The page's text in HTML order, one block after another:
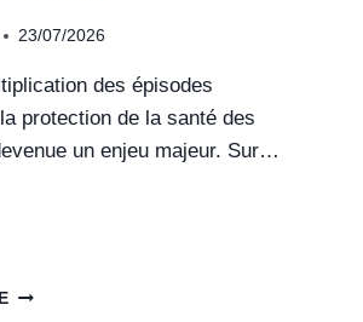
23/07/2026
des épisodes
protection de la santé des
un enjeu majeur. Sur…